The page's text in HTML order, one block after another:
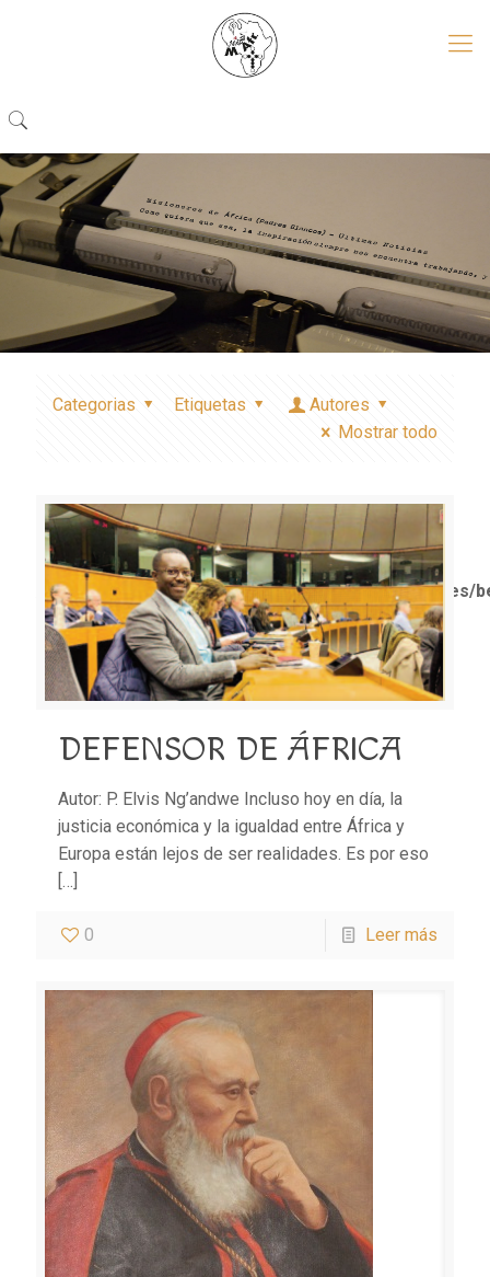
Categorias Etiquetas
Autores
Mostrar todo
Notice
: Trying to access array offset on value of type
bool in
/home/misioner/public_html/padresblancos/
functions.phpon line1611
DEFENSOR DE ÁFRICA
Autor: P. Elvis Ng’andwe Incluso hoy en día, la
justicia económica y la igualdad entre África y
Europa están lejos de ser realidades. Es por eso
[…]
0 Leer más